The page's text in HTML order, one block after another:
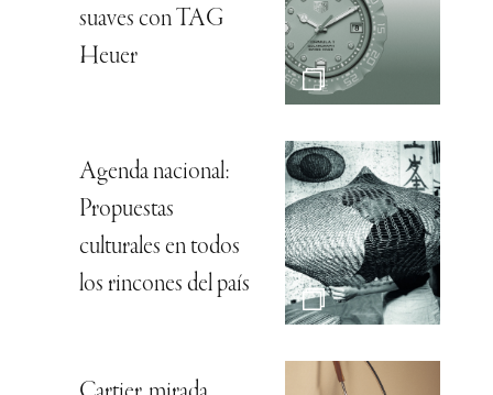
suaves con TAG
Heuer
Agenda nacional:
Propuestas
culturales en todos
los rincones del país